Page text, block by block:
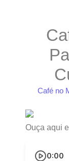
Café no
Ouça aqui
0:00